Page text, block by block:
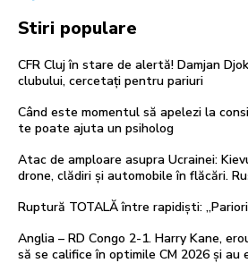
Stiri populare
CFR Cluj în stare de alertă! Damjan
clubului, cercetați pentru pariuri
Când este momentul să apelezi la
te poate ajuta un psiholog
Atac de amploare asupra Ucrainei:
drone, clădiri și automobile în flăcări.
Ruptură TOTALĂ între rapidiști:
Anglia – RD Congo 2-1. Harry Kane,
să se califice în optimile CM 2026 și au